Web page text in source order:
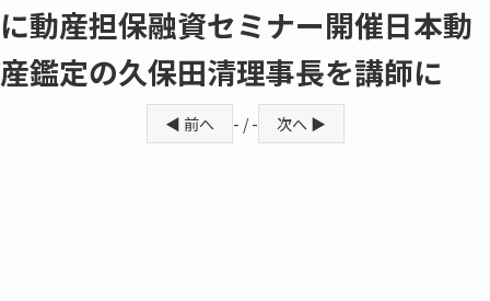
に動産担保融資セミナー開催日本動
産鑑定の久保田清理事長を講師に
◀ 前へ - / - 次へ ▶